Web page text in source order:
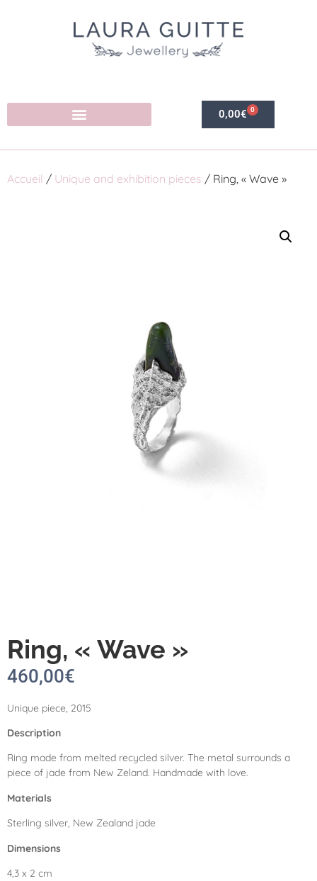
0,00€ 0
Accueil / Unique and exhibition pieces / Ring, « Wave »
Ring, « Wave »
460,00€
Unique piece, 2015
Description
Ring made from melted recycled silver. The metal surrounds a
piece of jade from New Zeland. Handmade with love.
Materials
Sterling silver, New Zealand jade
Dimensions
4,3 x 2 cm